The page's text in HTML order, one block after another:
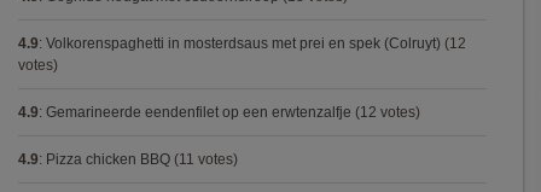
4.9: Volkorenspaghetti in mosterdsaus met prei en spek (Colruyt) (12
votes)
4.9: Gemarineerde eendenfilet op een erwtenzalfje (12 votes)
4.9: Pizza chicken BBQ (11 votes)